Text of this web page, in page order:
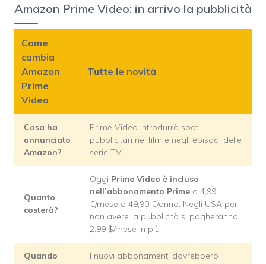
Amazon Prime Video: in arrivo la pubblicità
Come
cambia
Amazon
Prime
Video
Tutte le novità
Cosa ha
annunciato
Amazon?
Prime Video introdurrà spot
pubblicitari nei film e negli episodi delle
serie TV
Quanto
costerà?
Oggi Prime Video è incluso
nell’abbonamento Prime a 4,99
€/mese o 49,90 €/anno. Negli USA per
non avere la pubblicità si pagheranno
2,99 $/mese in più
Quando
I nuovi abbonamenti dovrebbero